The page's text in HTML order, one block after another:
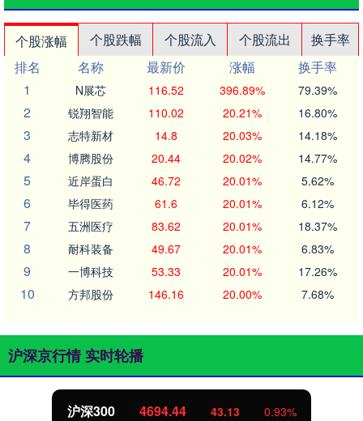
个股涨幅 个股跌幅 个股流入 个股流出
换手率
排名
名称 最新价 涨幅
换手率
1
N展芯 116.52 396.89% 79.39%
2 锐翔智能 110.02 20.21% 16.80%
3 志特新材 14.8 20.03% 14.18%
4 博腾股份 20.44 20.02% 14.77%
5 近岸蛋白 46.72 20.01% 5.62%
6 毕得医药 61.6 20.01% 6.12%
7 五洲医疗 83.62 20.01% 18.37%
8 耐科装备 49.67 20.01% 6.83%
9 一博科技 53.33 20.01% 17.26%
10 方邦股份 146.16 20.00% 7.68%
沪深京行情 实时轮播
北证50 1134.24 11.37 1.01%